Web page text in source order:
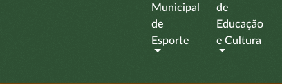
Municipal
de
Esporte
de
Educação
e Cultura